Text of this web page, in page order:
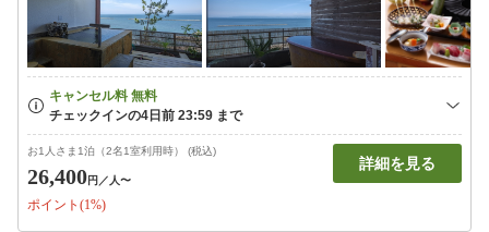
お1人さま1泊（2名1室利用時） (税込)
26,400円 ／人〜
ポイント(1%)
詳細を見る